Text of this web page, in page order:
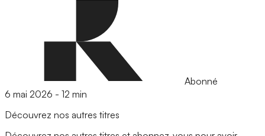
Abonné
6 mai 2026 - 12 min
Découvrez nos autres titres